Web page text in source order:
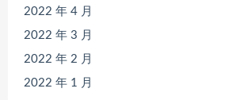
2022 年 4 月
2022 年 3 月
2022 年 2 月
2022 年 1 月